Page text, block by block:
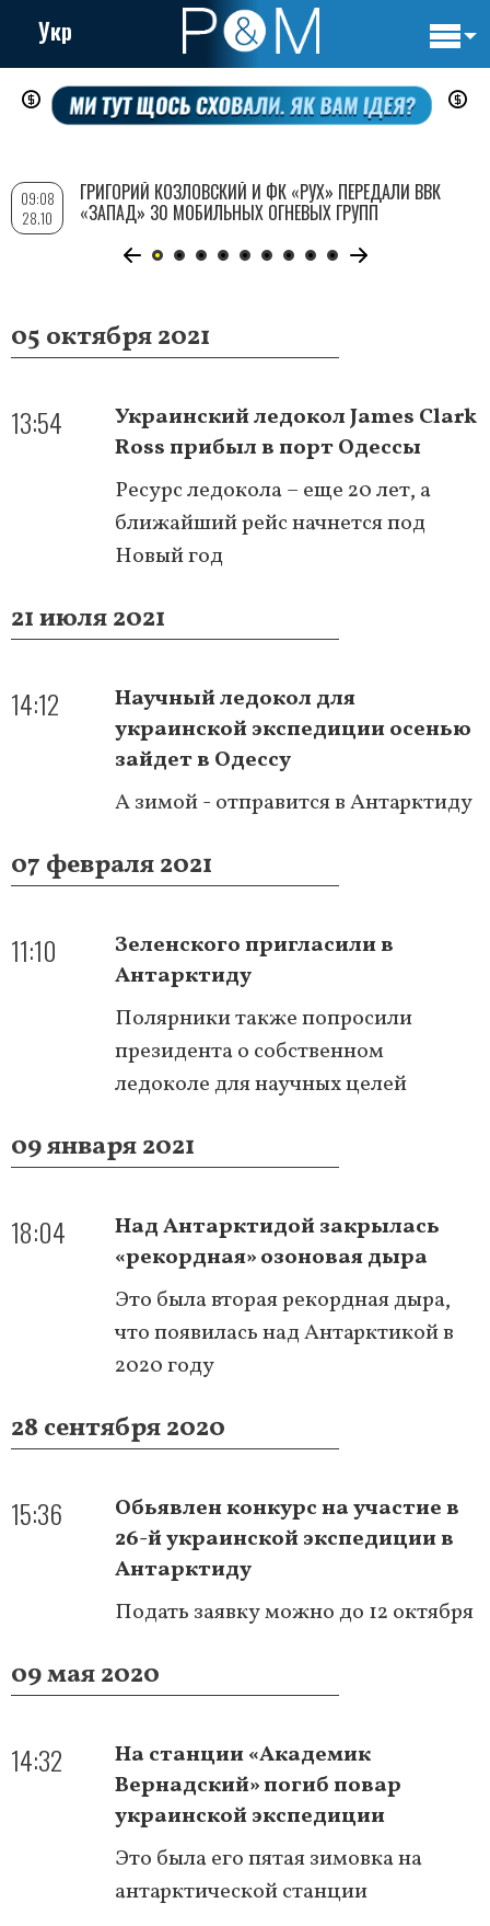
Перейти
содержанию
Укр
05 октября 2021
13:54
Украинский ледокол James Clark
Ross прибыл в порт Одессы
Ресурс ледокола – еще 20 лет, а
ближайший рейс начнется под
Новый год
21 июля 2021
14:12
Научный ледокол для
украинской экспедиции осенью
зайдет в Одессу
А зимой - отправится в Антарктиду
07 февраля 2021
11:10
Зеленского пригласили в
Антарктиду
Полярники также попросили
президента о собственном
ледоколе для научных целей
09 января 2021
18:04
Над Антарктидой закрылась
«рекордная» озоновая дыра
Это была вторая рекордная дыра,
что появилась над Антарктикой в
2020 году
28 сентября 2020
15:36
Обьявлен конкурс на участие в
26-й украинской экспедиции в
Антарктиду
Подать заявку можно до 12 октября
09 мая 2020
14:32
На станции «Академик
Вернадский» погиб повар
украинской экспедиции
Это была его пятая зимовка на
антарктической станции
09:08
28.10
ГРИГОРИЙ КОЗЛОВСКИЙ И ФК «РУХ» ПЕРЕДАЛИ ВВК
«ЗАПАД» 30 МОБИЛЬНЫХ ОГНЕВЫХ ГРУПП